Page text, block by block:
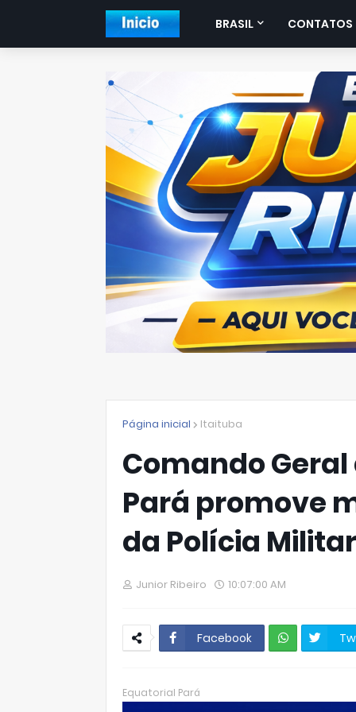
BRASIL CONTATOS
Página inicial Itaituba
Comando
Pará promove
da Polícia
Junior Ribeiro 10:07:00 AM
Facebook
Equatorial Pará